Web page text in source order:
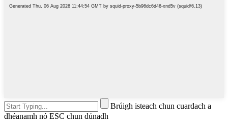
Brúigh isteach chun cuardach a
dhéanamh nó ESC chun dúnadh